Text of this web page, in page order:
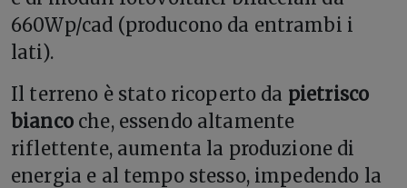
660Wp/cad (producono da entrambi i
lati).
Il terreno è stato ricoperto da pietrisco
biancoche, essendo altamente
riflettente, aumenta la produzione di
energia e al tempo stesso, impedendo la